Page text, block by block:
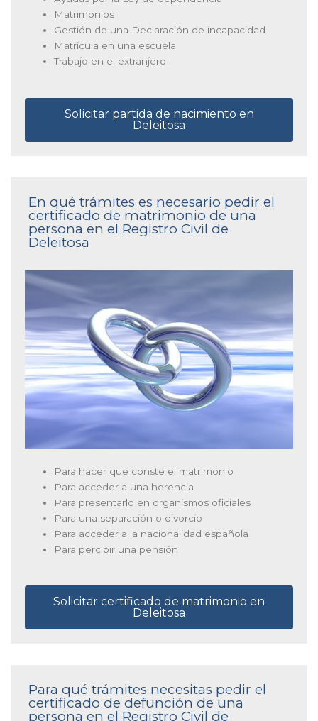
Matrimonios
Gestión de una Declaración de incapacidad
Matricula en una escuela
Trabajo en el extranjero
Solicitar partida de nacimiento en
Deleitosa
En qué trámites es necesario pedir el
certificado de matrimonio de una
persona en el Registro Civil de
Deleitosa
Para hacer que conste el matrimonio
Para acceder a una herencia
Para presentarlo en organismos oficiales
Para una separación o divorcio
Para acceder a la nacionalidad española
Para percibir una pensión
Solicitar certificado de matrimonio en
Deleitosa
Para qué trámites necesitas pedir el
certificado de defunción de una
persona en el Registro Civil de